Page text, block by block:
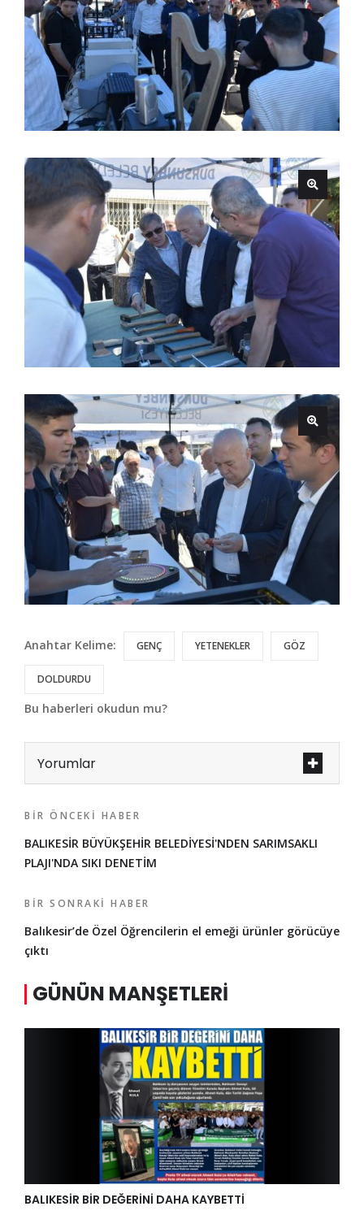
Anahtar Kelime: GENÇ YETENEKLER GÖZ
DOLDURDU
Bu haberleri okudun mu?
Yorumlar
BIR ÖNCEKI HABER
BALIKESİR BÜYÜKŞEHİR BELEDİYESİ'NDEN SARIMSAKLI
PLAJI'NDA SIKI DENETİM
BIR SONRAKI HABER
Balıkesir’de Özel Öğrencilerin el emeği ürünler görücüye
çıktı
GÜNÜN MANŞETLERI
BALIKESİR BİR DEĞERİNİ DAHA KAYBETTİ